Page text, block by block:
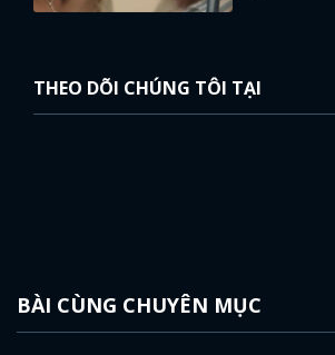
THEO DÕI CHÚNG TÔI TẠI
BÀI CÙNG CHUYÊN MỤC